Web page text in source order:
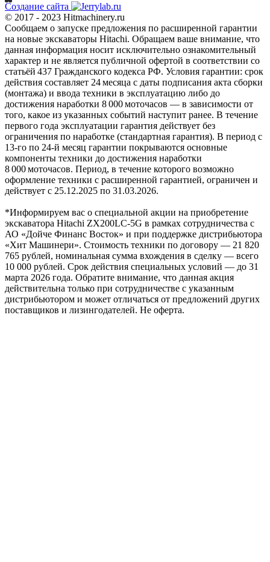
Создание сайта
© 2017 - 2023 Hitmachinery.ru
Сообщаем о запуске предложения по расширенной гарантии
на новые экскаваторы Hitachi. Обращаем ваше внимание, что
данная информация носит исключительно ознакомительный
характер и не является публичной офертой в соответствии со
статьёй 437 Гражданского кодекса РФ. Условия гарантии: срок
действия составляет 24 месяца с даты подписания акта сборки
(монтажа) и ввода техники в эксплуатацию либо до
достижения наработки 8 000 моточасов — в зависимости от
того, какое из указанных событий наступит ранее. В течение
первого года эксплуатации гарантия действует без
ограничения по наработке (стандартная гарантия). В период с
13‑го по 24‑й месяц гарантии покрываются основные
компоненты техники до достижения наработки
8 000 моточасов. Период, в течение которого возможно
оформление техники с расширенной гарантией, ограничен и
действует с 25.12.2025 по 31.03.2026.
*Информируем вас о специальной акции на приобретение
экскаватора Hitachi ZX200LC-5G в рамках сотрудничества с
АО «Дойче Финанс Восток» и при поддержке дистрибьютора
«Хит Машинери». Стоимость техники по договору — 21 820
765 рублей, номинальная сумма вхождения в сделку — всего
10 000 рублей. Срок действия специальных условий — до 31
марта 2026 года. Обратите внимание, что данная акция
действительна только при сотрудничестве с указанным
дистрибьютором и может отличаться от предложений других
поставщиков и лизингодателей. Не оферта.